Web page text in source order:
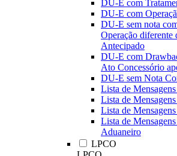
DU-E com
DU-E com
DU-E sem nota
Operação diferente
Antecipado
DU-E com
Ato Concessório
DU-E sem Nota
Lista de
Lista de
Lista de
Lista de
Aduaneiro
LPCO